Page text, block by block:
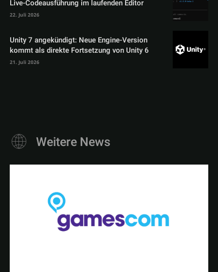
Live-Codeausführung im laufenden Editor
22. Juli 2026
Unity 7 angekündigt: Neue Engine-Version
kommt als direkte Fortsetzung von Unity 6
21. Juli 2026
Weitere News